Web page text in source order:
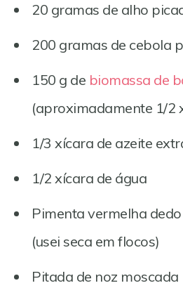
20 gramas de alho
200 gramas de cebola
150 g de biomassa de
(aproximadamente 1/2
1/3 xícara de azeite
1/2 xícara de água
Pimenta vermelha
(usei seca em flocos)
Pitada de noz moscada